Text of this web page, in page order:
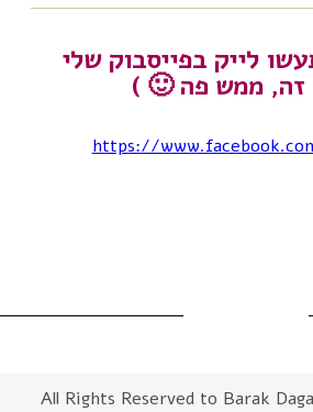
לייק בפייסבוק שלי
זה, ממש פה 🙂 )
https://